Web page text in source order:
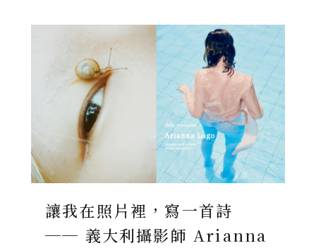
讓我在照片裡，寫一首詩
── 義大利攝影師 Arianna